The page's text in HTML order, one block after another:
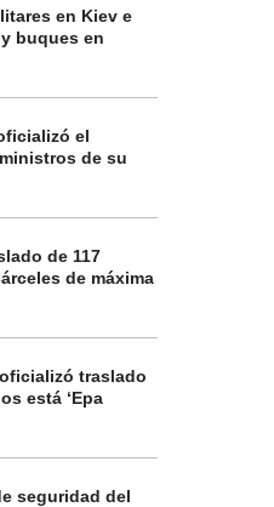
en Kiev e
buques en
el
de su
de 117
de máxima
traslado
está ‘Epa
seguridad del